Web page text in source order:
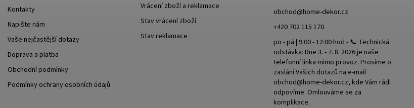
Kontakty
Napište nám
Vaše nejčastější dotazy
Doprava a platba
Obchodní podmínky
Podmínky ochrany osobních údajů
Vrácení zboží a reklamace
Stav vrácení zboží
Stav reklamace
obchod@home-dekor.cz
+420 702 115 170
po - pá | 9:00 - 12:00 hod - 📞 Technická
odstávka: Dne 3. - 7. 8. 2026 je naše
telefonní linka mimo provoz. Prosíme o
zaslání Vašich dotazů na e-mail
obchod@home-dekor.cz, kde Vám rádi
odpovíme. Omlouváme se za
komplikace.